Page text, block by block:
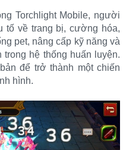
Torchlight Mobile, người
tố về trang bị, cường hóa,
pet, nâng cấp kỹ năng và
hệ thống huấn luyện.
để trở thành một chiến
hình.